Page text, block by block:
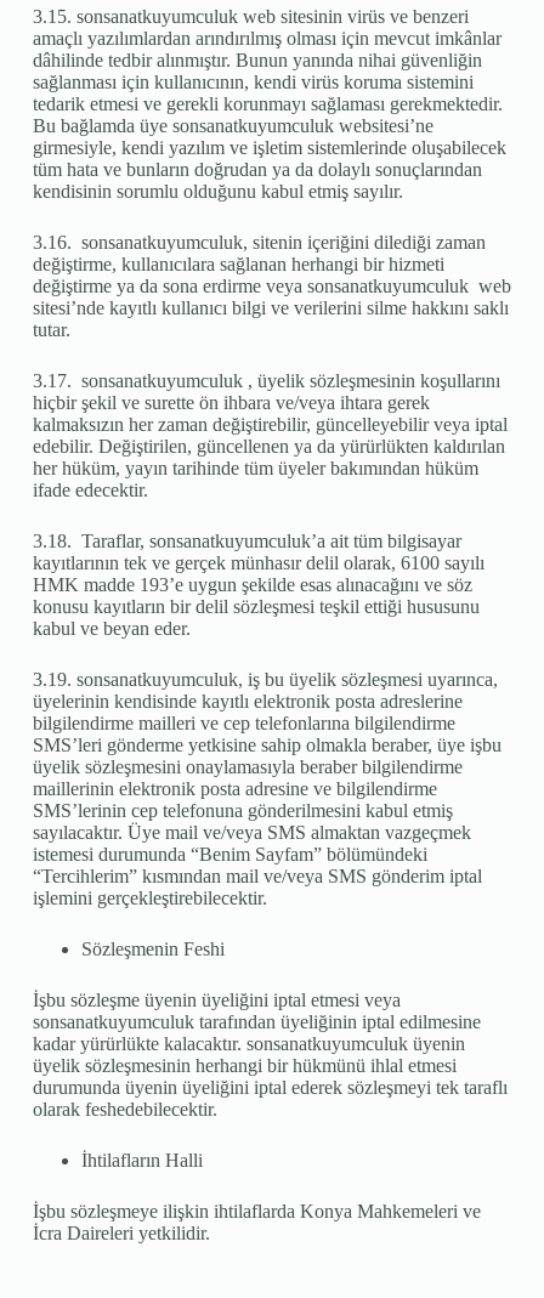
3.15. sonsanatkuyumculuk web sitesinin virüs ve benzeri
amaçlı yazılımlardan arındırılmış olması için mevcut imkânlar
dâhilinde tedbir alınmıştır. Bunun yanında nihai güvenliğin
sağlanması için kullanıcının, kendi virüs koruma sistemini
tedarik etmesi ve gerekli korunmayı sağlaması gerekmektedir.
Bu bağlamda üye sonsanatkuyumculuk websitesi’ne
girmesiyle, kendi yazılım ve işletim sistemlerinde oluşabilecek
tüm hata ve bunların doğrudan ya da dolaylı sonuçlarından
kendisinin sorumlu olduğunu kabul etmiş sayılır.
3.16. sonsanatkuyumculuk, sitenin içeriğini dilediği zaman
değiştirme, kullanıcılara sağlanan herhangi bir hizmeti
değiştirme ya da sona erdirme veya sonsanatkuyumculuk web
sitesi’nde kayıtlı kullanıcı bilgi ve verilerini silme hakkını saklı
tutar.
3.17. sonsanatkuyumculuk , üyelik sözleşmesinin koşullarını
hiçbir şekil ve surette ön ihbara ve/veya ihtara gerek
kalmaksızın her zaman değiştirebilir, güncelleyebilir veya iptal
edebilir. Değiştirilen, güncellenen ya da yürürlükten kaldırılan
her hüküm, yayın tarihinde tüm üyeler bakımından hüküm
ifade edecektir.
3.18. Taraflar, sonsanatkuyumculuk’a ait tüm bilgisayar
kayıtlarının tek ve gerçek münhasır delil olarak, 6100 sayılı
HMK madde 193’e uygun şekilde esas alınacağını ve söz
konusu kayıtların bir delil sözleşmesi teşkil ettiği hususunu
kabul ve beyan eder.
3.19. sonsanatkuyumculuk, iş bu üyelik sözleşmesi uyarınca,
üyelerinin kendisinde kayıtlı elektronik posta adreslerine
bilgilendirme mailleri ve cep telefonlarına bilgilendirme
SMS’leri gönderme yetkisine sahip olmakla beraber, üye işbu
üyelik sözleşmesini onaylamasıyla beraber bilgilendirme
maillerinin elektronik posta adresine ve bilgilendirme
SMS’lerinin cep telefonuna gönderilmesini kabul etmiş
sayılacaktır. Üye mail ve/veya SMS almaktan vazgeçmek
istemesi durumunda “Benim Sayfam” bölümündeki
“Tercihlerim” kısmından mail ve/veya SMS gönderim iptal
işlemini gerçekleştirebilecektir.
Sözleşmenin Feshi
İşbu sözleşme üyenin üyeliğini iptal etmesi veya
sonsanatkuyumculuk tarafından üyeliğinin iptal edilmesine
kadar yürürlükte kalacaktır. sonsanatkuyumculuk üyenin
üyelik sözleşmesinin herhangi bir hükmünü ihlal etmesi
durumunda üyenin üyeliğini iptal ederek sözleşmeyi tek taraflı
olarak feshedebilecektir.
İhtilafların Halli
İşbu sözleşmeye ilişkin ihtilaflarda Konya Mahkemeleri ve
İcra Daireleri yetkilidir.